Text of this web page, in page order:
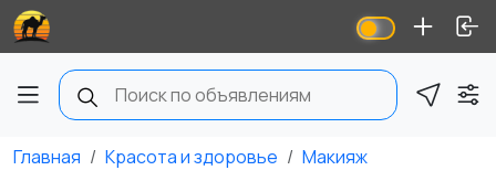
Главная Красота и здоровье Макияж